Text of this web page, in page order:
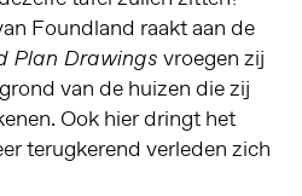
Foundland raakt aan de
Plan Drawings vroegen zij
van de huizen die zij
Ook hier dringt het
terugkerend verleden zich